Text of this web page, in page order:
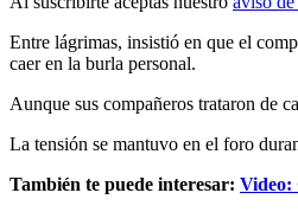
Entre lágrimas, insistió en que el
caer en la burla personal.
Aunque sus compañeros trataron de
La tensión se mantuvo en el foro
También te puede interesar: Video: